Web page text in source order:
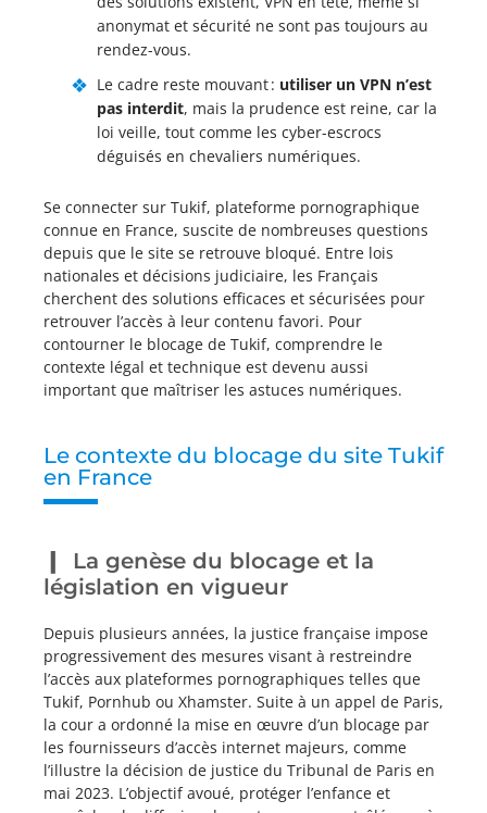
anonymat et sécurité ne sont pas toujours au
rendez-vous.
Le cadre reste mouvant : utiliser un VPN n’est
pas interdit, mais la prudence est reine, car la
loi veille, tout comme les cyber-escrocs
déguisés en chevaliers numériques.
Se connecter sur Tukif, plateforme pornographique
connue en France, suscite de nombreuses questions
depuis que le site se retrouve bloqué. Entre lois
nationales et décisions judiciaire, les Français
cherchent des solutions efficaces et sécurisées pour
retrouver l’accès à leur contenu favori. Pour
contourner le blocage de Tukif, comprendre le
contexte légal et technique est devenu aussi
important que maîtriser les astuces numériques.
Le contexte du blocage du site Tukif
en France
La genèse du blocage et la
législation en vigueur
Depuis plusieurs années, la justice française impose
progressivement des mesures visant à restreindre
l’accès aux plateformes pornographiques telles que
Tukif, Pornhub ou Xhamster. Suite à un appel de Paris,
la cour a ordonné la mise en œuvre d’un blocage par
les fournisseurs d’accès internet majeurs, comme
l’illustre la décision de justice du Tribunal de Paris en
mai 2023. L’objectif avoué, protéger l’enfance et